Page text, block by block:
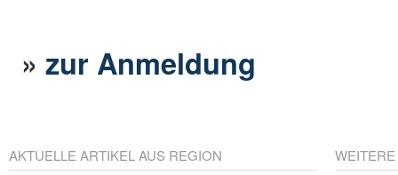
»zur Anmeldung
AKTUELLE ARTIKEL AUS REGION